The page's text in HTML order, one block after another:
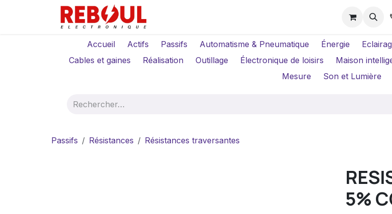
Se rendre au contenu
Location Caméras
Accueil Actifs Passifs Automatisme & Pneumatique Énergie
Cables et gaines
Réalisation Outillage Électronique de loisirs Maison
Mesure
Son et Lumière
Passifs Résistances Résistances traversantes
5%